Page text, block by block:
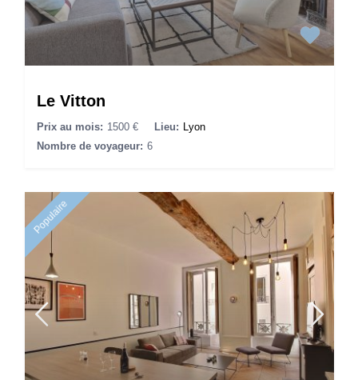
Le Vitton
Prix au mois: 1500 € Lieu: Lyon
Nombre de voyageur: 6
Populaire